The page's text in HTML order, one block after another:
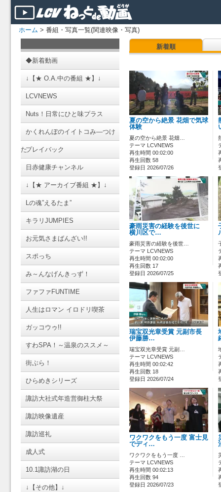
ホーム > 番組・写真一覧(関連映像・写真)
◆新着動画
↓【★ O.A.中の番組 ★】↓
LCVNEWS
Nuts！日常にひと味プラス
かくれんぼのイイトコみ―つけ
たプレイバック
日赤健康チャンネル
↓【★ アーカイブ番組 ★】↓
Lの魂”えるたま”
キラリJUMPIES
お元気さまばんざい!!
スポっち
み～んなげんきっず！
ファファFUNTIME
人生はロマン イロドリ喫茶
ガッコウゥ!!
すわSPA！～温泉のススメ～
街ぶら！
ひらめきシリーズ
諏訪大社式年造営御柱大祭
諏訪映像遺産
諏訪巡礼
成人式
10.1諏訪湖の日
↓【その他】↓
新着順
夏の空から絶景 花畑で気球
体験
夏の空から絶景 花畑…
テーマ LCVNEWS
再生時間 00:02:00
再生回数 58
登録日 2026/07/26
豪雨災害の経験を後世に
横川区で…
豪雨災害の経験を後世…
テーマ LCVNEWS
再生時間 00:02:00
再生回数 17
登録日 2026/07/25
瑞宝双光章受賞 元副市長
伊藤勝…
瑞宝双光章受賞 元副…
テーマ LCVNEWS
再生時間 00:02:42
再生回数 18
登録日 2026/07/24
ワクワクをもう一度 富士見
でディ…
ワクワクをもう一度 …
テーマ LCVNEWS
再生時間 00:02:13
再生回数 94
登録日 2026/07/23